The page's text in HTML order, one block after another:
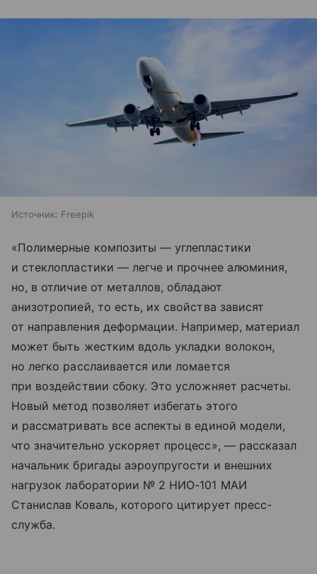
Источник: Freepik
«Полимерные композиты — углепластики
и стеклопластики — легче и прочнее алюминия,
но, в отличие от металлов, обладают
анизотропией, то есть, их свойства зависят
от направления деформации. Например, материал
может быть жестким вдоль укладки волокон,
но легко расслаивается или ломается
при воздействии сбоку. Это усложняет расчеты.
Новый метод позволяет избегать этого
и рассматривать все аспекты в единой модели,
что значительно ускоряет процесс», — рассказал
начальник бригады аэроупругости и внешних
нагрузок лаборатории № 2 НИО-101 МАИ
Станислав Коваль, которого цитирует пресс-
служба.